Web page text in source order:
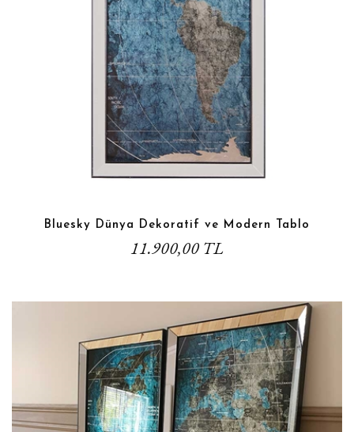
Bluesky Dünya Dekoratif ve Modern Tablo
11.900,00 TL